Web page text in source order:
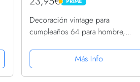
PRIME
Decoración vintage para
cumpleaños 64 para hombre,
Más Info